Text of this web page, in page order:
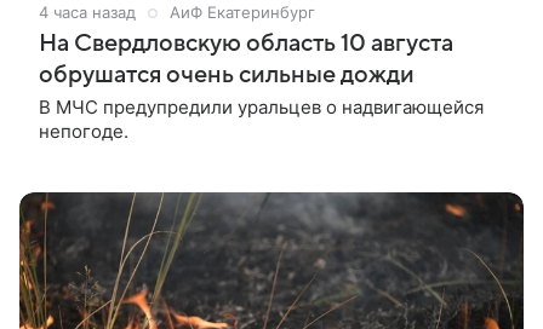
4 часа назад АиФ Екатеринбург
На Свердловскую область 10 августа
обрушатся очень сильные дожди
В МЧС предупредили уральцев о надвигающейся
непогоде.